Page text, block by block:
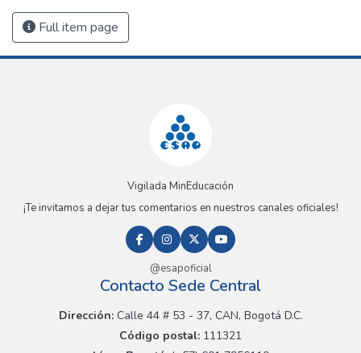
Full item page
Vigilada MinEducación
¡Te invitamos a dejar tus comentarios en nuestros canales oficiales!
@esapoficial
Contacto Sede Central
Dirección:Calle 44 # 53 - 37, CAN, Bogotá D.C.
Código postal: 111321